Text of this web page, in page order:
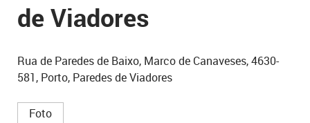
de Viadores
Rua de Paredes de Baixo, Marco de Canaveses, 4630-
581, Porto, Paredes de Viadores
Foto